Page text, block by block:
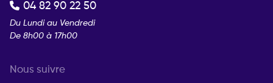
04 82 90 22 50
Du Lundi au Vendredi
De 8h00 à 17h00
Nous suivre